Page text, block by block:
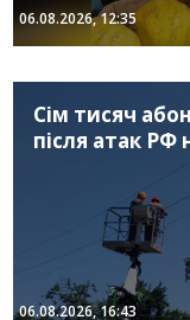
06.08.2026, 12:35
Сім тисяч
після атак РФ
06.08.2026, 16:43